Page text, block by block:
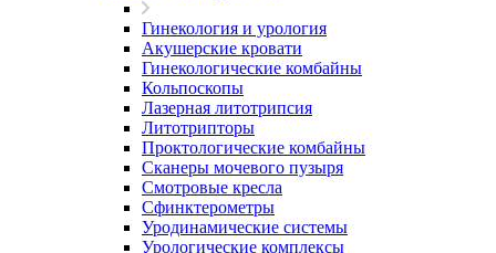
Гинекология и урология
Акушерские кровати
Гинекологические комбайны
Кольпоскопы
Лазерная литотрипсия
Литотрипторы
Проктологические комбайны
Сканеры мочевого пузыря
Смотровые кресла
Сфинктерометры
Уродинамические системы
Урологические комплексы